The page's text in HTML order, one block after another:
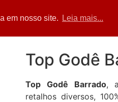
em nosso site. Leia mais...
Home Acessórios Blusas
Top Godê
Top Godê Barrado,
retalhos diversos,